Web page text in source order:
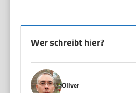
Wer schreibt hier?
Oliver